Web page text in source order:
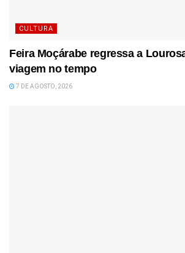
CULTURA
Feira Moçárabe regressa a
viagem no tempo
7 DE AGOSTO, 2026